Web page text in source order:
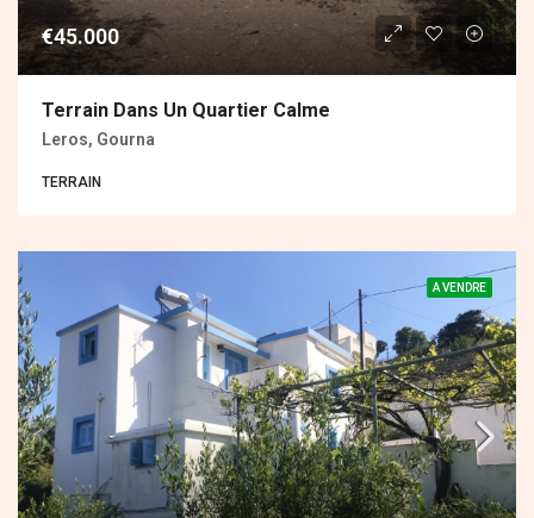
€45.000
Terrain Dans Un Quartier Calme
Leros, Gourna
ΤERRAIN
A VENDRE